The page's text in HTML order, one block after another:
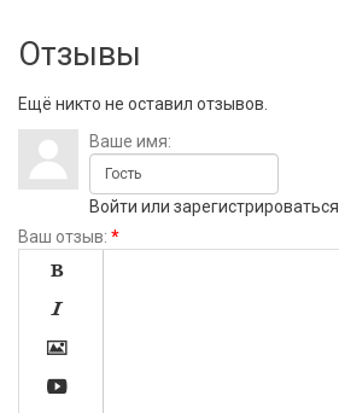
Отзывы
Ещё никто не оставил отзывов.
Ваше имя:
Войти или зарегистрироваться
Ваш отзыв: *



